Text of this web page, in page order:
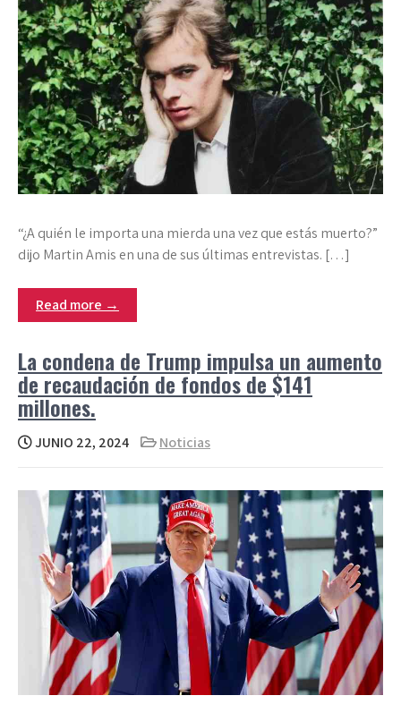
“¿A quién le importa una mierda una vez que estás muerto?”
dijo Martin Amis en una de sus últimas entrevistas. […]
Read more →
La condena de Trump impulsa un aumento
de recaudación de fondos de $141
millones.
JUNIO 22, 2024 Noticias